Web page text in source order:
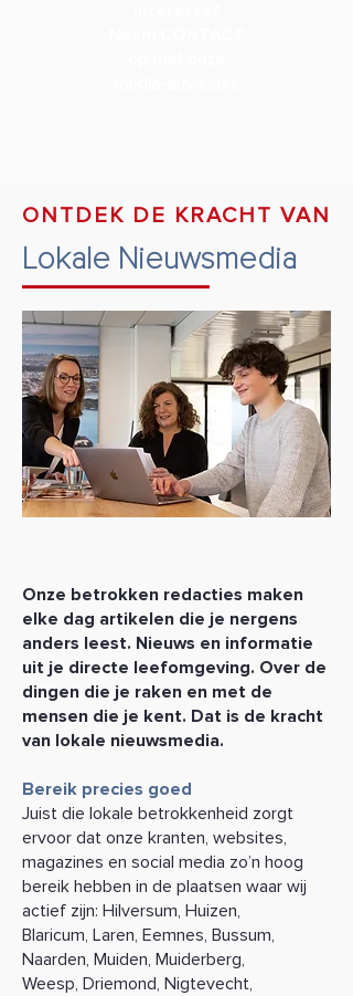
ONTDEK DE KRACHT VAN
Lokale Nieuwsmedia
Onze betrokken redacties maken
elke dag artikelen die je nergens
anders leest. Nieuws en informatie
uit je directe leefomgeving. Over de
dingen die je raken en met de
mensen die je kent. Dat is de kracht
van lokale nieuwsmedia.
Bereik precies goed
Juist die lokale betrokkenheid zorgt
ervoor dat onze kranten, websites,
magazines en social media zo’n hoog
bereik hebben in de plaatsen waar wij
actief zijn: Hilversum, Huizen,
Blaricum, Laren, Eemnes, Bussum,
Naarden, Muiden, Muiderberg,
Weesp, Driemond, Nigtevecht,